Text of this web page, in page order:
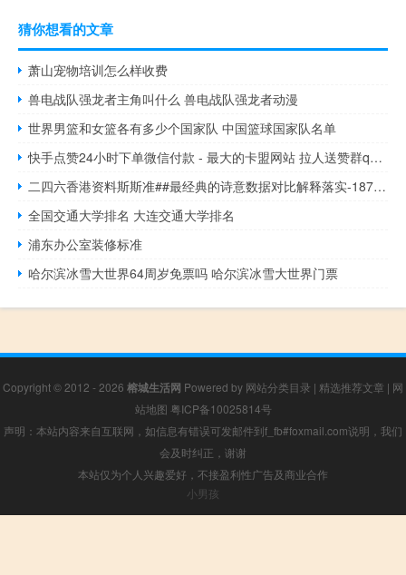
猜你想看的文章
萧山宠物培训怎么样收费
兽电战队强龙者主角叫什么 兽电战队强龙者动漫
世界男篮和女篮各有多少个国家队 中国篮球国家队名单
快手点赞24小时下单微信付款 - 最大的卡盟网站 拉人送赞群qq号
二四六香港资料斯斯准##最经典的诗意数据对比解释落实-1870.CC.89
全国交通大学排名 大连交通大学排名
浦东办公室装修标准
哈尔滨冰雪大世界64周岁免票吗 哈尔滨冰雪大世界门票
Copyright © 2012 - 2026 榕城生活网 Powered by 网站分类目录 | 精选推荐文章 | 网
站地图 粤ICP备10025814号
声明：本站内容来自互联网，如信息有错误可发邮件到f_fb#foxmail.com说明，我们
会及时纠正，谢谢
本站仅为个人兴趣爱好，不接盈利性广告及商业合作
小男孩